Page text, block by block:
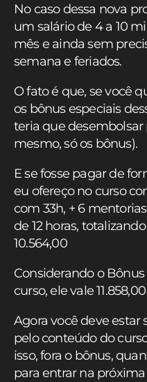
No caso dessa nova
um salário de 4 a 10
mês e ainda sem
semana e feriados.
O fato é que, se você
os bônus especiais
teria que desembolsar
mesmo, só os bônus).
E se fosse pagar de
eu ofereço no curso
com 33h, + 6
de 12 horas,
10.564,00
Considerando o
curso, ele vale 11.858,00
Agora você deve estar
pelo conteúdo do
isso, fora o bônus,
para entrar na